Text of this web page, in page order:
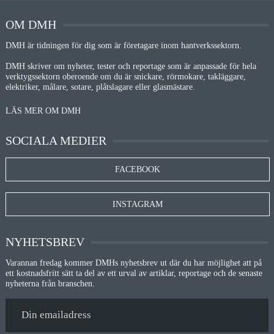
OM DMH
DMH är tidningen för dig som är företagare inom hantverkssektorn.
DMH skriver om nyheter, tester och reportage som är anpassade för hela
verktygssektorn oberoende om du är snickare, rörmokare, takläggare,
elektriker, målare, sotare, plåtslagare eller glasmästare.
LÄS MER OM DMH
SOCIALA MEDIER
FACEBOOK
INSTAGRAM
NYHETSBREV
Varannan fredag kommer DMHs nyhetsbrev ut där du har möjlighet att på
ett kostnadsfritt sätt ta del av ett urval av artiklar, reportage och de senaste
nyheterna från branschen.